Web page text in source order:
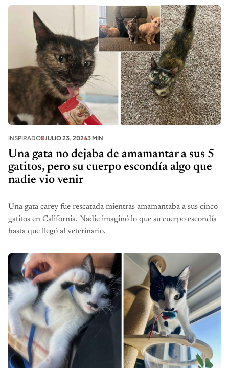
INSPIRADORJULIO 23, 20263 MIN
Una gata no dejaba de amamantar a sus 5
gatitos, pero su cuerpo escondía algo que
nadie vio venir
Una gata carey fue rescatada mientras amamantaba a sus cinco
gatitos en California. Nadie imaginó lo que su cuerpo escondía
hasta que llegó al veterinario.